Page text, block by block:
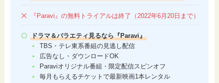
『Paravi』の無料トライアルは終了（2022年6月20日まで）
ドラマ＆バラエティ見るなら『Paravi』
TBS・テレ東系番組の見逃し配信
広告なし・ダウンロードOK
Paraviオリジナル番組・限定配信スピンオフ
毎月もらえるチケットで最新映画1本レンタル